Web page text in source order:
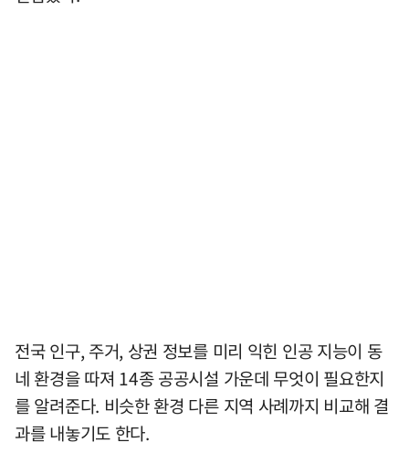
전국 인구, 주거, 상권 정보를 미리 익힌 인공 지능이 동
네 환경을 따져 14종 공공시설 가운데 무엇이 필요한지
를 알려준다. 비슷한 환경 다른 지역 사례까지 비교해 결
과를 내놓기도 한다.